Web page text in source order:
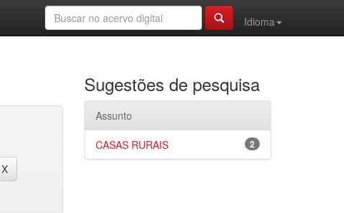
Idioma
Sugestões de pesquisa
Assunto
2
CASAS RURAIS